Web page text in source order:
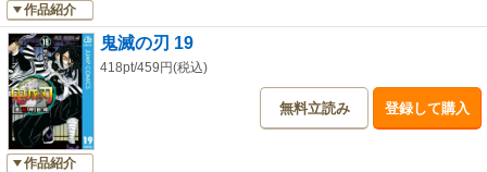
作品紹介
作品紹介
鬼滅の刃 19
418pt/459円(税込)
無料立読み 登録して購入